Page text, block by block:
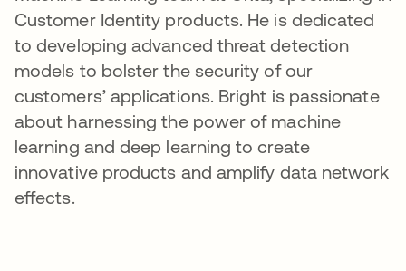
Customer Identity products. He is dedicated
to developing advanced threat detection
models to bolster the security of our
customers’ applications. Bright is passionate
about harnessing the power of machine
learning and deep learning to create
innovative products and amplify data network
effects.